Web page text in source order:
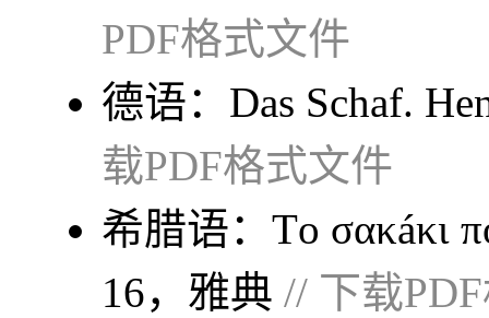
PDF格式文件
德语： Das Schaf.
载PDF格式文件
希腊语： Τo σακáκι
16，雅典 // 下载